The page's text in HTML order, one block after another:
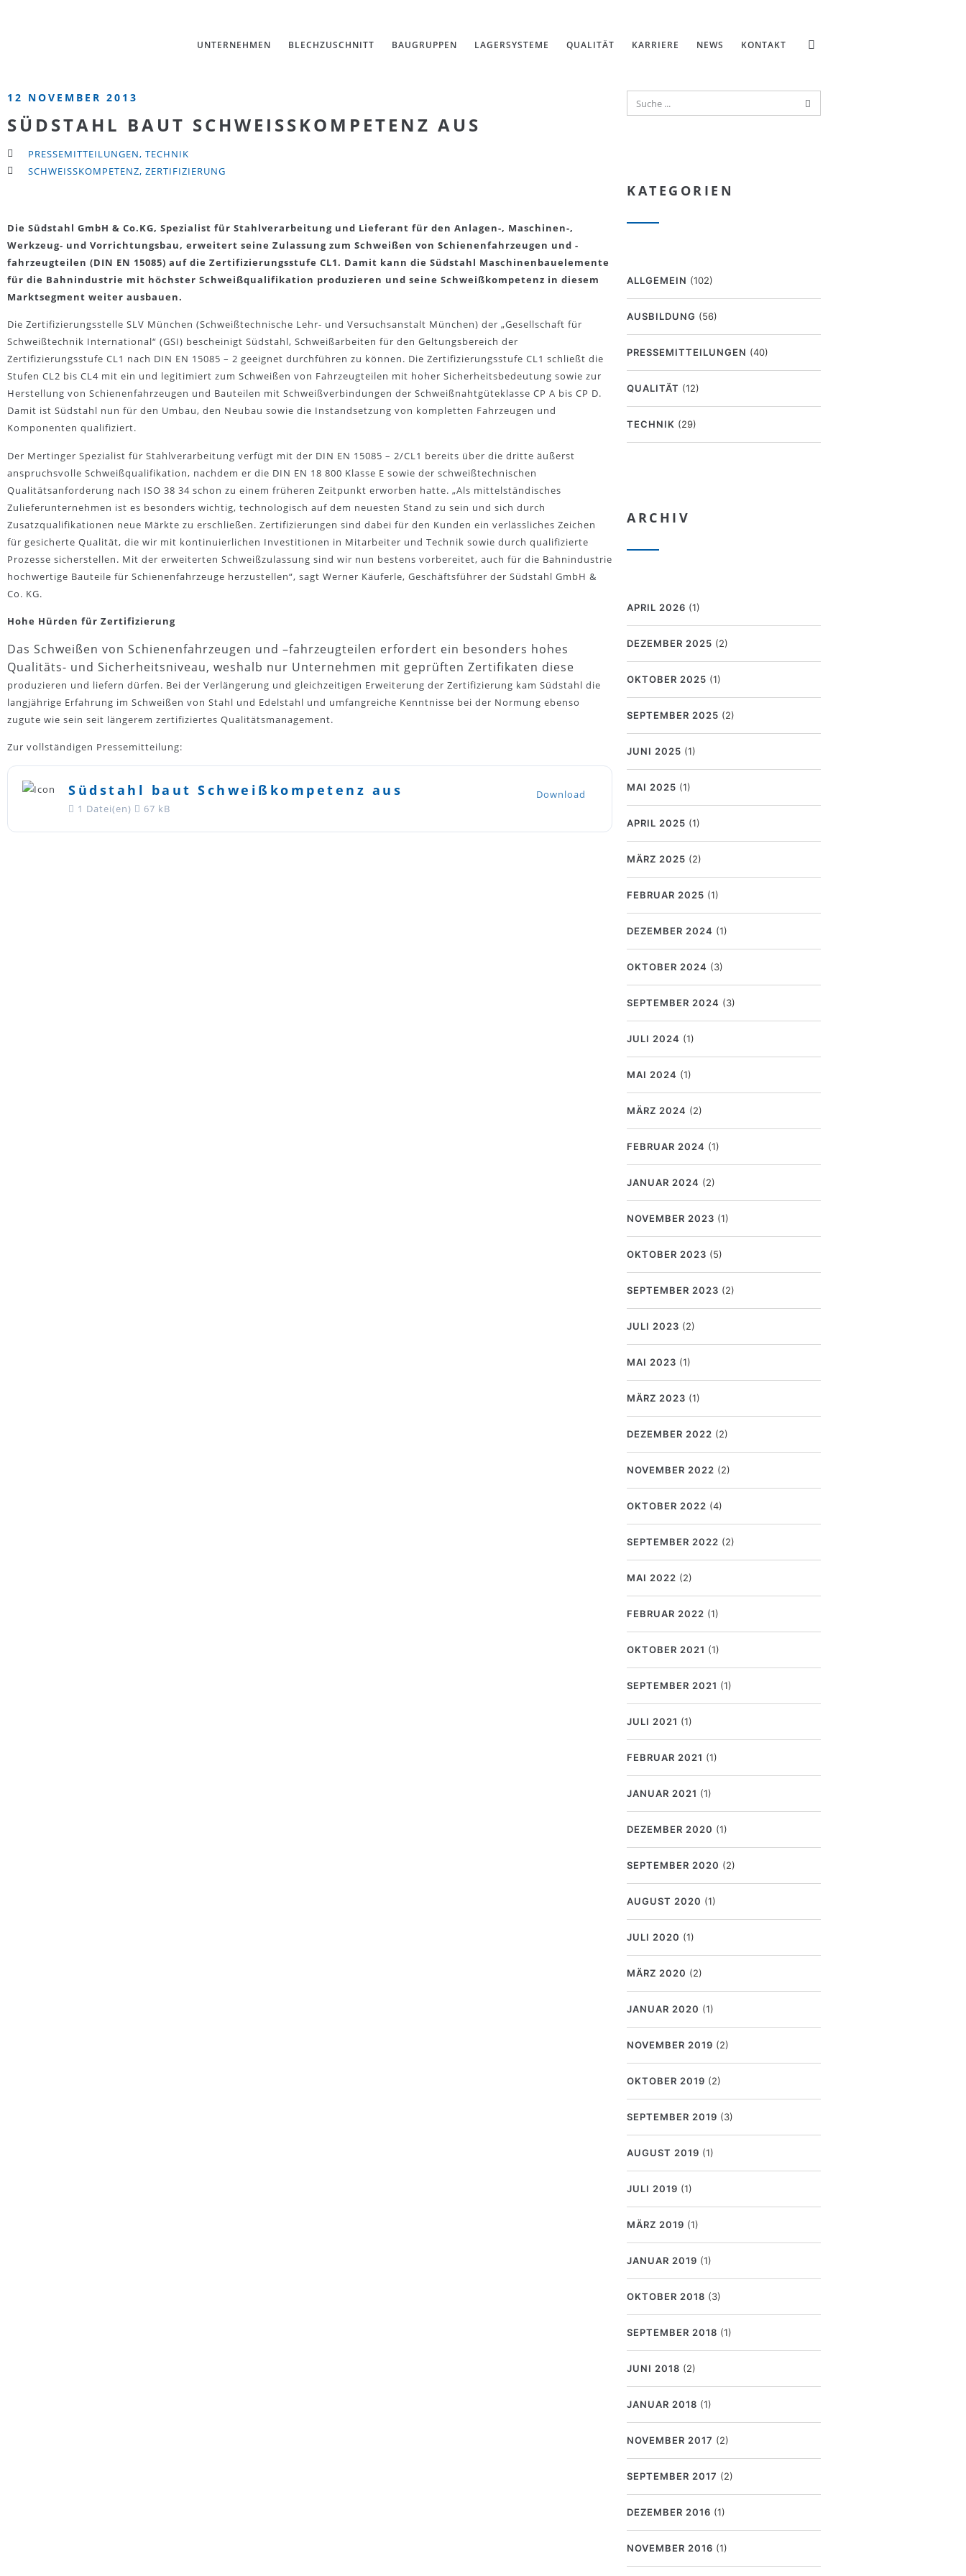
UNTERNEHMEN BLECHZUSCHNITT BAUGRUPPEN LAGERSYSTEME QUALITÄT KARRIERE NEWS KONTAKT
12 NOVEMBER 2013
SÜDSTAHL BAUT SCHWEISSKOMPETENZ AUS
PRESSEMITTEILUNGEN, TECHNIK
SCHWEISSKOMPETENZ , ZERTIFIZIERUNG
Die Südstahl GmbH & Co.KG, Spezialist für Stahlverarbeitung und Lieferant für den Anlagen-, Maschinen-,
Werkzeug- und Vorrichtungsbau, erweitert seine Zulassung zum Schweißen von Schienenfahrzeugen und -
fahrzeugteilen (DIN EN 15085) auf die Zertifizierungsstufe CL1. Damit kann die Südstahl Maschinenbauelemente
für die Bahnindustrie mit höchster Schweißqualifikation produzieren und seine Schweißkompetenz in diesem
Marktsegment weiter ausbauen.
Die Zertifizierungsstelle SLV München (Schweißtechnische Lehr- und Versuchsanstalt München) der „Gesellschaft für
Schweißtechnik International“ (GSI) bescheinigt Südstahl, Schweißarbeiten für den Geltungsbereich der
Zertifizierungsstufe CL1 nach DIN EN 15085 – 2 geeignet durchführen zu können. Die Zertifizierungsstufe CL1 schließt die
Stufen CL2 bis CL4 mit ein und legitimiert zum Schweißen von Fahrzeugteilen mit hoher Sicherheitsbedeutung sowie zur
Herstellung von Schienenfahrzeugen und Bauteilen mit Schweißverbindungen der Schweißnahtgüteklasse CP A bis CP D.
Damit ist Südstahl nun für den Umbau, den Neubau sowie die Instandsetzung von kompletten Fahrzeugen und
Komponenten qualifiziert.
Der Mertinger Spezialist für Stahlverarbeitung verfügt mit der DIN EN 15085 – 2/CL1 bereits über die dritte äußerst
anspruchsvolle Schweißqualifikation, nachdem er die DIN EN 18 800 Klasse E sowie der schweißtechnischen
Qualitätsanforderung nach ISO 38 34 schon zu einem früheren Zeitpunkt erworben hatte. „Als mittelständisches
Zulieferunternehmen ist es besonders wichtig, technologisch auf dem neuesten Stand zu sein und sich durch
Zusatzqualifikationen neue Märkte zu erschließen. Zertifizierungen sind dabei für den Kunden ein verlässliches Zeichen
für gesicherte Qualität, die wir mit kontinuierlichen Investitionen in Mitarbeiter und Technik sowie durch qualifizierte
Prozesse sicherstellen. Mit der erweiterten Schweißzulassung sind wir nun bestens vorbereitet, auch für die Bahnindustrie
hochwertige Bauteile für Schienenfahrzeuge herzustellen“, sagt Werner Käuferle, Geschäftsführer der Südstahl GmbH &
Co. KG.
Hohe Hürden für Zertifizierung
Das Schweißen von Schienenfahrzeugen und –fahrzeugteilen erfordert ein besonders hohes
Qualitäts- und Sicherheitsniveau, weshalb nur Unternehmen mit geprüften Zertifikaten diese
produzieren und liefern dürfen. Bei der Verlängerung und gleichzeitigen Erweiterung der Zertifizierung kam Südstahl die
langjährige Erfahrung im Schweißen von Stahl und Edelstahl und umfangreiche Kenntnisse bei der Normung ebenso
zugute wie sein seit längerem zertifiziertes Qualitätsmanagement.
Zur vollständigen Pressemitteilung:
Südstahl baut Schweißkompetenz aus
1 Datei(en) 67 kB
Download
KATEGORIEN
ALLGEMEIN (102)
AUSBILDUNG (56)
PRESSEMITTEILUNGEN (40)
QUALITÄT (12)
TECHNIK (29)
ARCHIV
APRIL 2026 (1)
DEZEMBER 2025 (2)
OKTOBER 2025 (1)
SEPTEMBER 2025 (2)
JUNI 2025 (1)
MAI 2025 (1)
APRIL 2025 (1)
MÄRZ 2025 (2)
FEBRUAR 2025 (1)
DEZEMBER 2024 (1)
OKTOBER 2024 (3)
SEPTEMBER 2024 (3)
JULI 2024 (1)
MAI 2024 (1)
MÄRZ 2024 (2)
FEBRUAR 2024 (1)
JANUAR 2024 (2)
NOVEMBER 2023 (1)
OKTOBER 2023 (5)
SEPTEMBER 2023 (2)
JULI 2023 (2)
MAI 2023 (1)
MÄRZ 2023 (1)
DEZEMBER 2022 (2)
NOVEMBER 2022 (2)
OKTOBER 2022 (4)
SEPTEMBER 2022 (2)
MAI 2022 (2)
FEBRUAR 2022 (1)
OKTOBER 2021 (1)
SEPTEMBER 2021 (1)
JULI 2021 (1)
FEBRUAR 2021 (1)
JANUAR 2021 (1)
DEZEMBER 2020 (1)
SEPTEMBER 2020 (2)
AUGUST 2020 (1)
JULI 2020 (1)
MÄRZ 2020 (2)
JANUAR 2020 (1)
NOVEMBER 2019 (2)
OKTOBER 2019 (2)
SEPTEMBER 2019 (3)
AUGUST 2019 (1)
JULI 2019 (1)
MÄRZ 2019 (1)
JANUAR 2019 (1)
OKTOBER 2018 (3)
SEPTEMBER 2018 (1)
JUNI 2018 (2)
JANUAR 2018 (1)
NOVEMBER 2017 (2)
SEPTEMBER 2017 (2)
DEZEMBER 2016 (1)
NOVEMBER 2016 (1)